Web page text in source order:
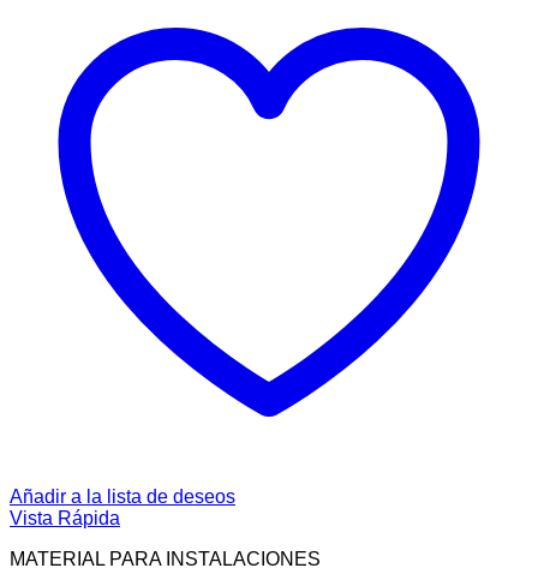
Añadir a la lista de deseos
Vista Rápida
MATERIAL PARA INSTALACIONES